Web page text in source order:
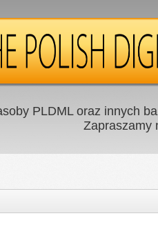
PLDML oraz innych
Zapraszamy